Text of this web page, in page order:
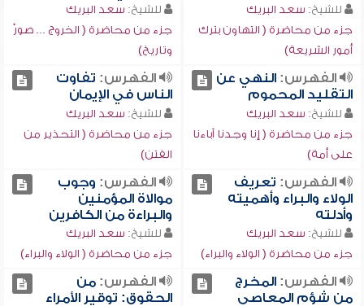
للشيخ: سعد البريك
جزء من محاضرة ( التهاون بترك
أمور الشريعة)
للشيخ: سعد البريك
جزء من محاضرة ( الخروج ... صورٌ
وتاريخ)
الفهرس:النهي عن
التقليد المحموم
للشيخ: سعد البريك
جزء من محاضرة ( إنا وجدنا آباءنا
على أمة)
الفهرس: تفاوت
الناس في الإيمان
للشيخ: سعد البريك
جزء من محاضرة ( التحذير من
الفتن)
الفهرس: تعريف
الولاء والبراء وأهميته
وأدلته
للشيخ: سعد البريك
جزء من محاضرة ( الولاء والبراء)
الفهرس: وجوب
موالاة المؤمنين
والبراءة من الكافرين
للشيخ: سعد البريك
جزء من محاضرة ( الولاء والبراء)
الفهرس:المخرج
من شؤم المعاصي
الفهرس:من
الحقوق: توقير الأمراء